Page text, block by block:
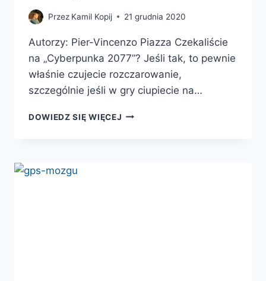
Przez Kamil Kopij 21 grudnia 2020
Autorzy: Pier-Vincenzo Piazza Czekaliście
na „Cyberpunka 2077”? Jeśli tak, to pewnie
właśnie czujecie rozczarowanie,
szczególnie jeśli w gry ciupiecie na…
DOWIEDZ SIĘ WIĘCEJ HOMO